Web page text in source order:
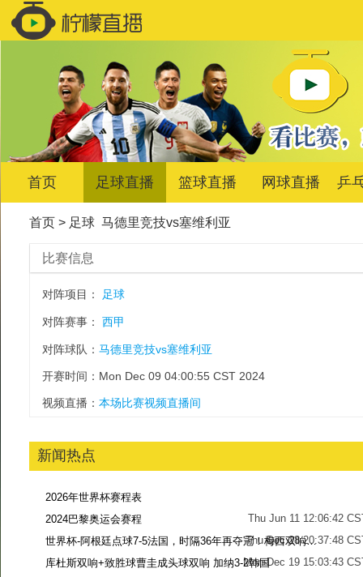
首页 足球直播 篮球直播 网球直播 乒
首页> 足球 马德里竞技vs塞维利亚
比赛信息
对阵项目： 足球
对阵赛事： 西甲
对阵球队： 马德里竞技vs塞维利亚
开赛时间：Mon Dec 09 04:00:55 CST 2024
视频直播： 本场比赛视频直播间
新闻热点
2026年世界杯赛程表
Thu Jun 11 12:06:42
2024巴黎奥运会赛程
Thu Dec 28 20:37:48
世界杯-阿根廷点球7-5法国，时隔36年再夺冠！梅西双响姆巴佩戴帽
Mon Dec 19 15:03:43
库杜斯双响+致胜球曹圭成头球双响 加纳3-2韩国